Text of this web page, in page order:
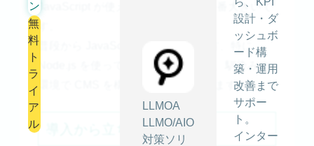
ン
無
料
ト
ラ
イ
ア
ル
LLMOA
LLMO/AIO
対策ソリ
設計・ダ
ッシュボ
ード構
築・運用
改善まで
サポー
ト。
インター
JavaScript が使えるということが一番大きいで
す。
普段から JavaScript を使っている方、特に
Node.js を使っている方にとっては、馴染みの
環境で CMS を構築することができます。
導入から立ち上げまで